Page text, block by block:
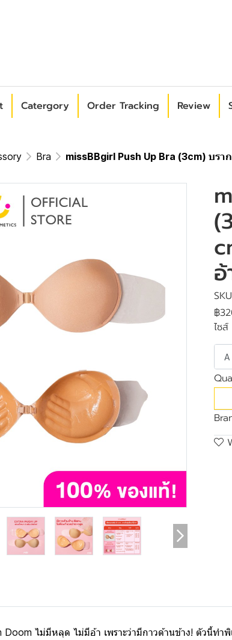
Catergory Order Tracking Review
Bra missBBgirl Push Up Bra (3cm) บรา
อ้
฿
ไซส์
Doom ไม่มีหลุด ไม่มีอ้า เพราะว่ามีกาวด้านข้าง! ตัวนี้ท